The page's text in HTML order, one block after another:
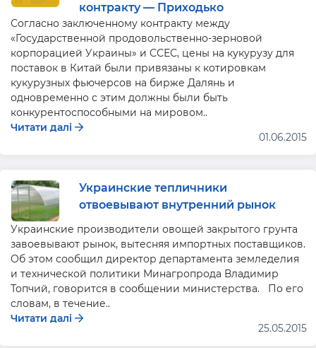
контракту — Приходько
Согласно заключенному контракту между
«Государственной продовольственно-зерновой
корпорацией Украины» и ССЕС, цены на кукурузу для
поставок в Китай были привязаны к котировкам
кукурузных фьючерсов на бирже Далянь и
одновременно с этим должны были быть
конкурентоспособными на мировом..
Читати далі
01.06.2015
Украинские тепличники
отвоевывают внутренний рынок
Украинские производители овощей закрытого грунта
завоевывают рынок, вытесняя импортных поставщиков.
Об этом сообщил директор департамента земледелия
и технической политики Минагропрода Владимир
Топчий, говорится в сообщении министерства. По его
словам, в течение..
Читати далі
25.05.2015